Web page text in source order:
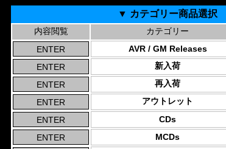
▼ カテゴリー商品選択
内容閲覧 カテゴリー
AVR / GM Releases
新入荷
再入荷
アウトレット
CDs
MCDs